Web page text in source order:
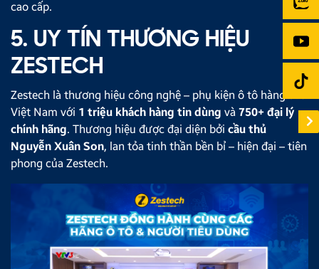
cao cấp.
5. UY TÍN THƯƠNG HIỆU
ZESTECH
Zestech là thương hiệu công nghệ – phụ kiện ô tô hàng đầu
Việt Nam với 1 triệu khách hàng tin dùng và 750+ đại lý
chính hãng. Thương hiệu được đại diện bởi cầu thủ
Nguyễn Xuân Son, lan tỏa tinh thần bền bỉ – hiện đại – tiên
phong của Zestech.